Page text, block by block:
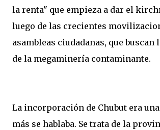
la renta" que empieza a dar el
luego de las crecientes
asambleas ciudadanas, que
de la megaminería contaminante.
La incorporación de Chubut era una
más se hablaba. Se trata de la